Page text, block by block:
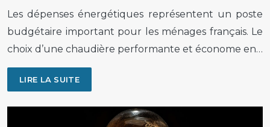
Les dépenses énergétiques représentent un poste
budgétaire important pour les ménages français. Le
choix d’une chaudière performante et économe en…
LIRE LA SUITE